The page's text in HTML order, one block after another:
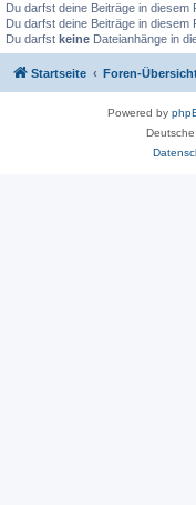
Du darfst deine Beiträge in diesem
Du darfst deine Beiträge in diesem
Du darfst keine Dateianhänge in
Startseite Foren-
Powered by